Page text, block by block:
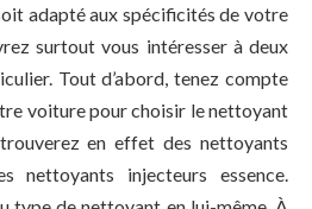
adapté aux spécificités de votre
surtout vous intéresser à deux
Tout d’abord, tenez compte
voiture pour choisir le nettoyant
en effet des nettoyants
nettoyants injecteurs essence.